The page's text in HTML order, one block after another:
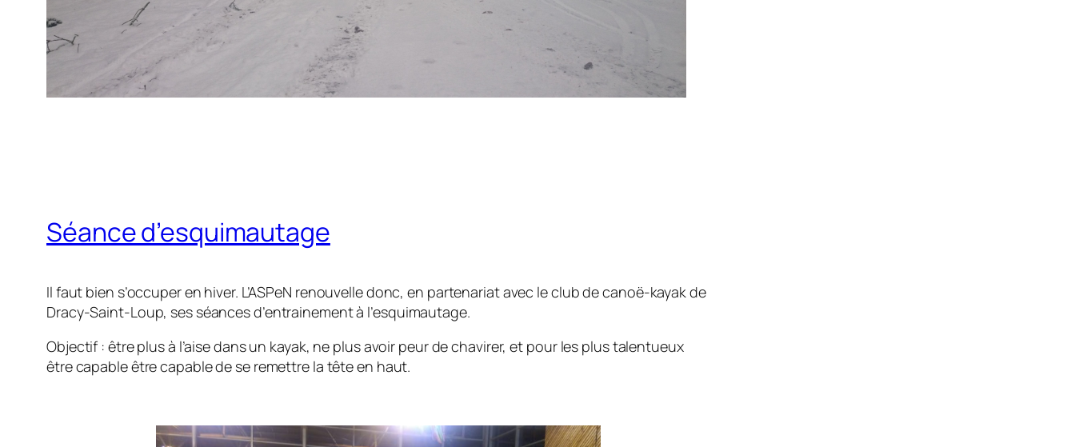
Séance d’esquimautage
Il faut bien s’occuper en hiver. L’ASPeN renouvelle donc, en partenariat avec le club de canoë-kayak de
Dracy-Saint-Loup, ses séances d’entrainement à l’esquimautage.
Objectif : être plus à l’aise dans un kayak, ne plus avoir peur de chavirer, et pour les plus talentueux
être capable être capable de se remettre la tête en haut.